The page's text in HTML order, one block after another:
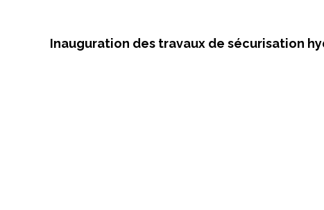
Inauguration des travaux de sécurisation